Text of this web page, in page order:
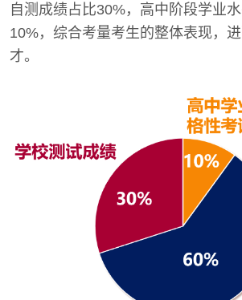
自测成绩占比30%，高中阶段学业
10%，综合考量考生的整体表现，
才。